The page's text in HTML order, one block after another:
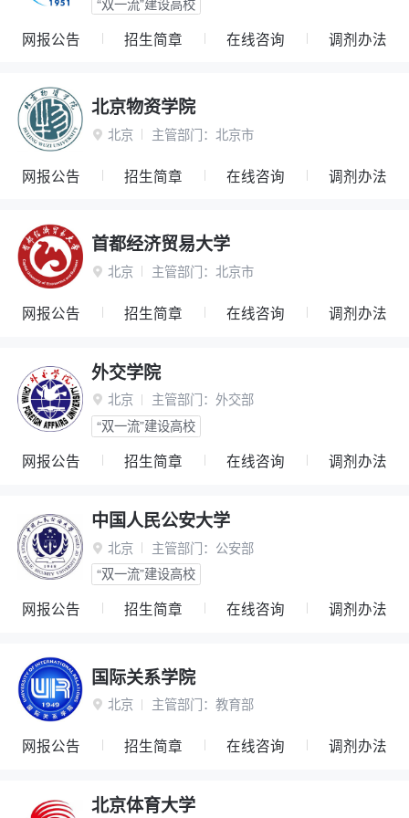
网报公告 招生简章 在线咨询 调剂办法
北京物资学院
 北京 主管部门： 北京市
网报公告 招生简章 在线咨询 调剂办法
首都经济贸易大学
 北京 主管部门： 北京市
网报公告 招生简章 在线咨询 调剂办法
外交学院
 北京 主管部门： 外交部
“双一流”建设高校
网报公告 招生简章 在线咨询 调剂办法
中国人民公安大学
 北京 主管部门： 公安部
“双一流”建设高校
网报公告 招生简章 在线咨询 调剂办法
国际关系学院
 北京 主管部门： 教育部
网报公告 招生简章 在线咨询 调剂办法
北京体育大学